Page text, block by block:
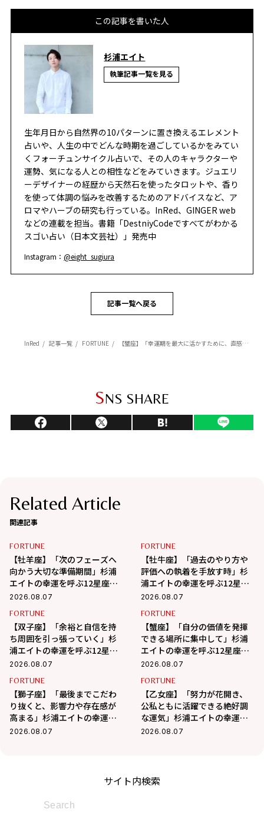
この記事を書いた人
杉浦エイト
執筆記事一覧を見る
生年月日から自然界の10パターンに置き換えるエレメント
占いや、人生の中でどんな時期を過ごしているかをみてい
くフォーチュンサイクル占いで、その人のキャラクターや
運勢、気になる人との相性などをみていきます。ジュエリ
ーデザイナーの経歴から天然石を使ったタロットや、香り
を使って体調の悩みを改善するためのアドバイスなど、ア
ロマやハーブの研究も行っている。InRed、GINGER web
などの連載を担当。書籍「DestniyCodeですべてがわかる
スゴい占い（日本文芸社）」発売中
Instagram：@eight_sugiura
記事一覧へ戻る
InRed 記事一覧 FORTUNE 【蟹座】「幸運期を最大に活かすために、直感を信じて行動を」杉浦エイトの幸運を呼ぶ12星座占い（6/6～7/6）
SNS SHARE
Related Article
関連記事
FORTUNE
【牡羊座】「次のフェーズへ
向かう大切な準備期間」杉浦
エイトの幸運を呼ぶ12星座占
い（8/7～9/6）
2026.08.07
FORTUNE
【牡牛座】「過去のやり方や
評価への執着を手放す時」杉
浦エイトの幸運を呼ぶ12星座
占い（8/7～9/6）
2026.08.07
FORTUNE
【双子座】「余裕と自信を持
ち周囲を引っ張っていく」杉
浦エイトの幸運を呼ぶ12星座
占い（8/7～9/6）
2026.08.07
FORTUNE
【蟹座】「自分の価値を発揮
できる場所に集中して」杉浦
エイトの幸運を呼ぶ12星座占
い（7/7～8/6）
2026.08.07
FORTUNE
【獅子座】「最後までこだわ
り抜くと、影響力や存在感が
高まる」杉浦エイトの幸運を
呼ぶ12星座占い（8/7～
2026.08.07
FORTUNE
【乙女座】「努力が花開き、
公私ともに活躍できる絶好調
な運気」杉浦エイトの幸運を
呼ぶ12星座占い（8/7～9/6）
2026.08.07
サイト内検索